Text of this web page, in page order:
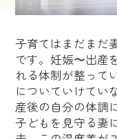
子育てはまだまだ
です。妊娠〜出産
れる体制が整って
についていけてい
産後の自分の体調
子どもを見守る妻